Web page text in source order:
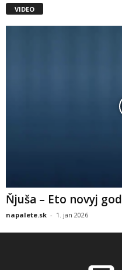
VIDEO
Ňjuša – Eto novyj god
napalete.sk - 1. jan 2026